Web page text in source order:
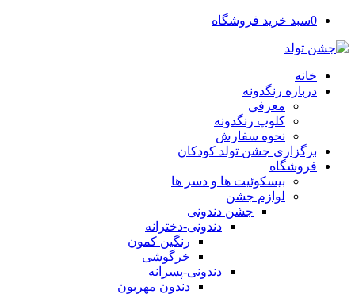
0سبد خرید فروشگاه
خانه
درباره رنگدونه
معرفی
کلوپ رنگدونه
نحوه سفارش
برگزاری جشن تولد کودکان
فروشگاه
بیسکوئیت ها و دسر ها
لوازم جشن
جشن دندونی
دندونی-دخترانه
رنگین کمون
خرگوشی
دندونی-پسرانه
دندون مهربون